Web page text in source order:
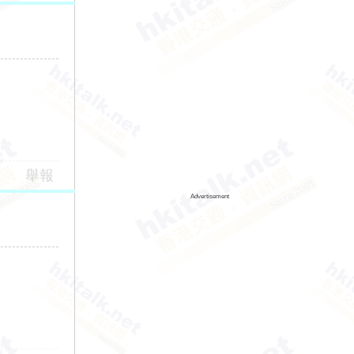
舉報
Advertisement